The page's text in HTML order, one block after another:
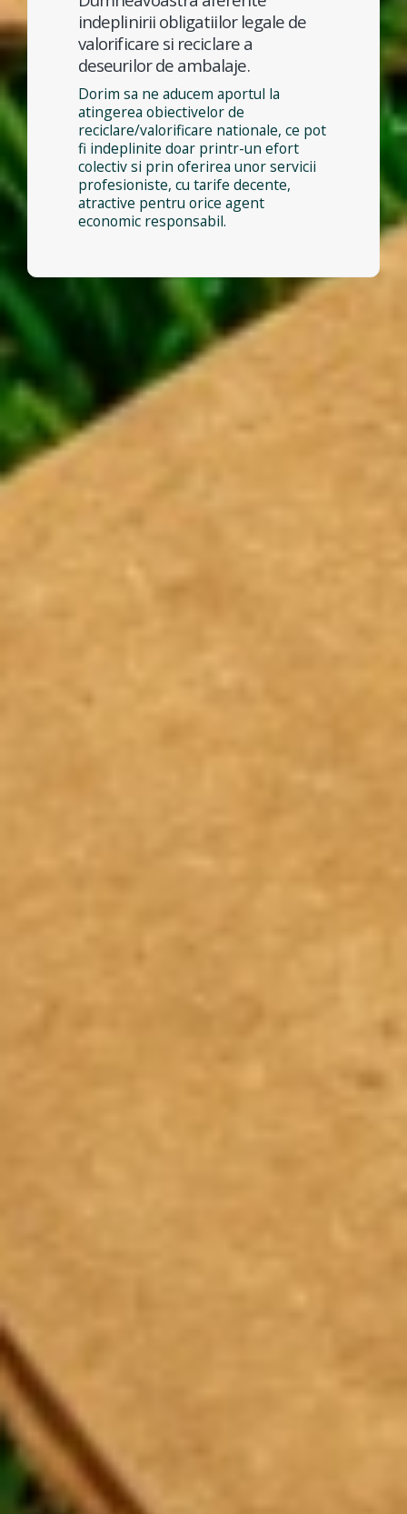
indeplinirii obligatiilor legale de
valorificare si reciclare a
deseurilor de ambalaje.
Dorim sa ne aducem aportul la
atingerea obiectivelor de
reciclare/valorificare nationale, ce pot
fi indeplinite doar printr-un efort
colectiv si prin oferirea unor servicii
profesioniste, cu tarife decente,
atractive pentru orice agent
economic responsabil.